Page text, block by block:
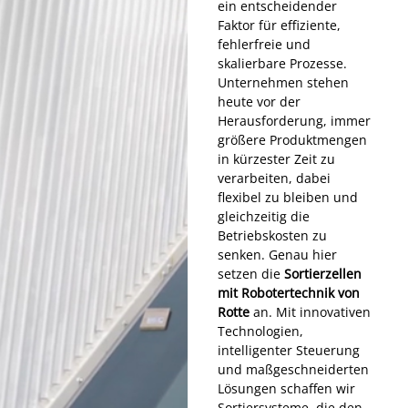
ein entscheidender
Faktor für effiziente,
fehlerfreie und
skalierbare Prozesse.
Unternehmen stehen
heute vor der
Herausforderung, immer
größere Produktmengen
in kürzester Zeit zu
verarbeiten, dabei
flexibel zu bleiben und
gleichzeitig die
Betriebskosten zu
senken. Genau hier
setzen dieSortierzellen
mit Robotertechnik von
Rotte an. Mit innovativen
Technologien,
intelligenter Steuerung
und maßgeschneiderten
Lösungen schaffen wir